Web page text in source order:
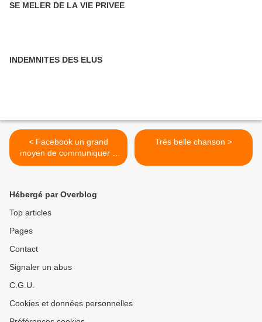
SE MELER DE LA VIE PRIVEE
INDEMNITES DES ELUS
< Facebook un grand
moyen de communiquer ?
on...
Trés belle chanson >
Hébergé par Overblog
Top articles
Pages
Contact
Signaler un abus
C.G.U.
Cookies et données personnelles